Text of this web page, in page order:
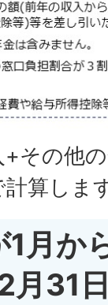
+その他
算しま
月か
月31